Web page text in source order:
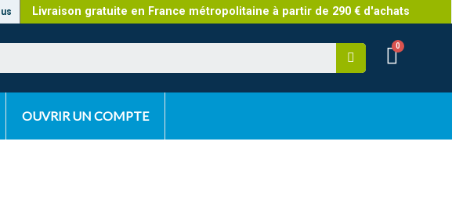
Livraison gratuite en France métropolitaine à partir de 290 € d'achats
OUVRIR UN COMPTE